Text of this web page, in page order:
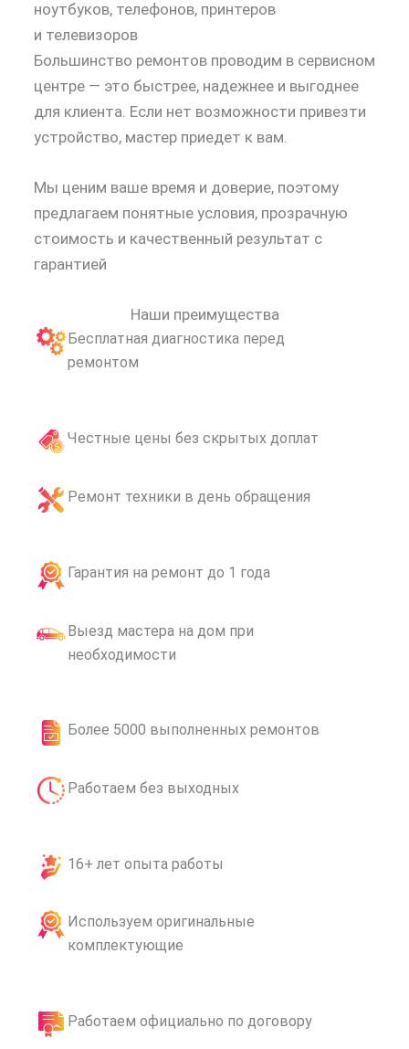
ноутбуков, телефонов, принтеров
и телевизоров
Большинство ремонтов проводим в сервисном
центре — это быстрее, надежнее и выгоднее
для клиента. Если нет возможности привезти
устройство, мастер приедет к вам.
Мы ценим ваше время и доверие, поэтому
предлагаем понятные условия, прозрачную
стоимость и качественный результат с
гарантией
Наши преимущества
Бесплатная диагностика перед
ремонтом
Честные цены без скрытых доплат
Ремонт техники в день обращения
Гарантия на ремонт до 1 года
Выезд мастера на дом при
необходимости
Более 5000 выполненных ремонтов
Работаем без выходных
16+ лет опыта работы
Используем оригинальные
комплектующие
Работаем официально по договору